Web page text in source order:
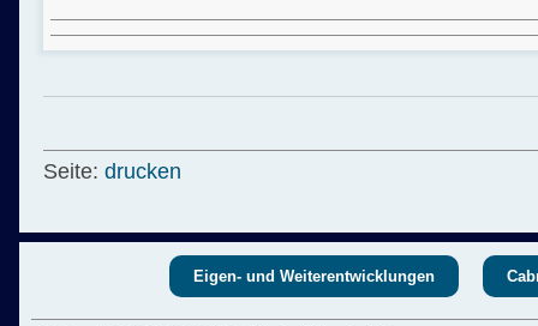
Seite: drucken
Eigen- und Weiterentwicklungen